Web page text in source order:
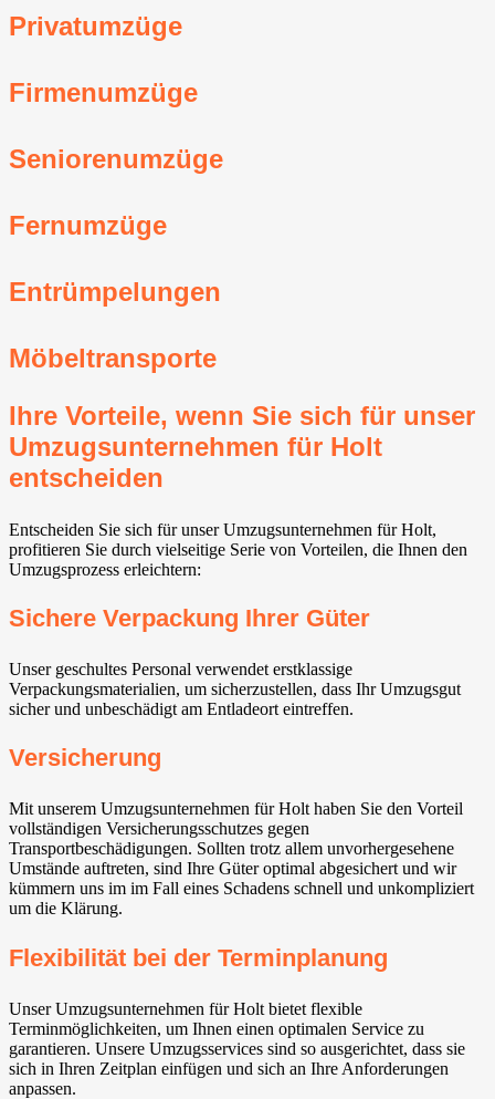
Privatumzüge
Firmenumzüge
Seniorenumzüge
Fernumzüge
Entrümpelungen
Möbeltransporte
Ihre Vorteile, wenn Sie sich für unser
Umzugsunternehmen für Holt
entscheiden
Entscheiden Sie sich für unser Umzugsunternehmen für Holt,
profitieren Sie durch vielseitige Serie von Vorteilen, die Ihnen den
Umzugsprozess erleichtern:
Sichere Verpackung Ihrer Güter
Unser geschultes Personal verwendet erstklassige
Verpackungsmaterialien, um sicherzustellen, dass Ihr Umzugsgut
sicher und unbeschädigt am Entladeort eintreffen.
Versicherung
Mit unserem Umzugsunternehmen für Holt haben Sie den Vorteil
vollständigen Versicherungsschutzes gegen
Transportbeschädigungen. Sollten trotz allem unvorhergesehene
Umstände auftreten, sind Ihre Güter optimal abgesichert und wir
kümmern uns im im Fall eines Schadens schnell und unkompliziert
um die Klärung.
Flexibilität bei der Terminplanung
Unser Umzugsunternehmen für Holt bietet flexible
Terminmöglichkeiten, um Ihnen einen optimalen Service zu
garantieren. Unsere Umzugsservices sind so ausgerichtet, dass sie
sich in Ihren Zeitplan einfügen und sich an Ihre Anforderungen
anpassen.